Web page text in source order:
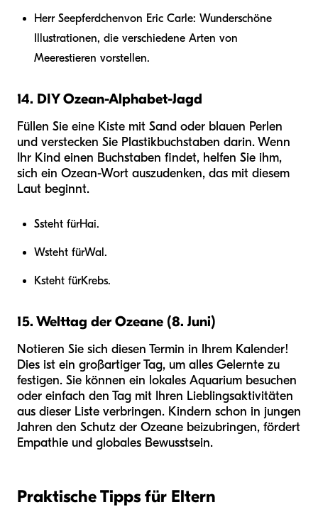
Herr Seepferdchenvon Eric Carle: Wunderschöne
Illustrationen, die verschiedene Arten von
Meerestieren vorstellen.
14. DIY Ozean-Alphabet-Jagd
Füllen Sie eine Kiste mit Sand oder blauen Perlen
und verstecken Sie Plastikbuchstaben darin. Wenn
Ihr Kind einen Buchstaben findet, helfen Sie ihm,
sich ein Ozean-Wort auszudenken, das mit diesem
Laut beginnt.
Ssteht fürHai.
Wsteht fürWal .
Ksteht fürKrebs.
15. Welttag der Ozeane (8. Juni)
Notieren Sie sich diesen Termin in Ihrem Kalender!
Dies ist ein großartiger Tag, um alles Gelernte zu
festigen. Sie können ein lokales Aquarium besuchen
oder einfach den Tag mit Ihren Lieblingsaktivitäten
aus dieser Liste verbringen. Kindern schon in jungen
Jahren den Schutz der Ozeane beizubringen, fördert
Empathie und globales Bewusstsein.
Praktische Tipps für Eltern